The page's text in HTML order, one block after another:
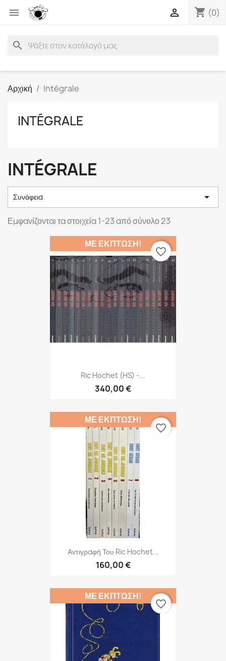
 shopping_cart (0)

search
Αρχική Intégrale
INTÉGRALE
INTÉGRALE
Συνάφεια 
Εμφανίζονται τα στοιχεία 1-23 από σύνολο 23
Ric Hochet (HS) -...
340,00 €
ΜΕ ΈΚΠΤΩΣΗ!
favorite_border
Αντιγραφή Του Ric Hochet...
160,00 €
ΜΕ ΈΚΠΤΩΣΗ!
favorite_border
ΜΕ ΈΚΠΤΩΣΗ!
favorite_border